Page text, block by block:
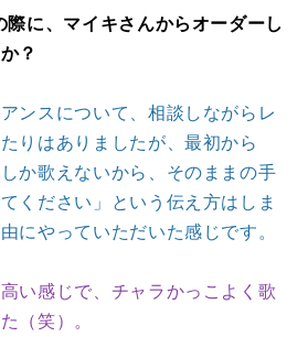
に、マイキさんからオーダーし
？
ンスについて、相談しながらレ
りはありましたが、最初から
か歌えないから、そのままの手
ください」という伝え方はしま
にやっていただいた感じです。
い感じで、チャラかっこよく歌
（笑）。